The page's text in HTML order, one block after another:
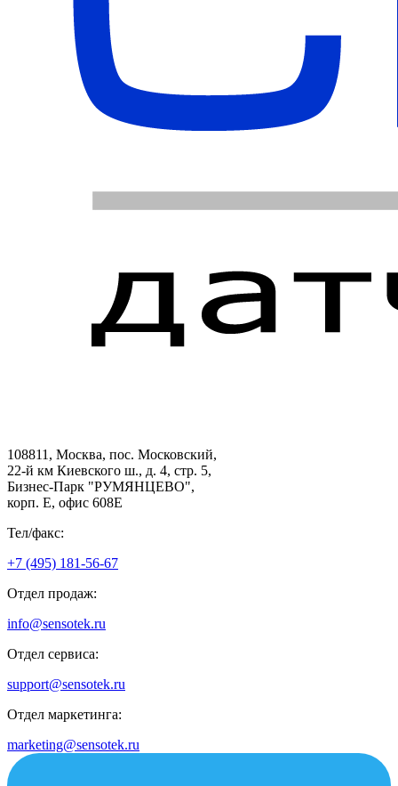
108811, Москва, пос. Московский,
22-й км Киевского ш., д. 4, стр. 5,
Бизнес-Парк "РУМЯНЦЕВО",
корп. Е, офис 608E
Тел/факс:
+7 (495) 181-56-67
Отдел продаж:
info@sensotek.ru
Отдел сервиса:
support@sensotek.ru
Отдел маркетинга:
marketing@sensotek.ru